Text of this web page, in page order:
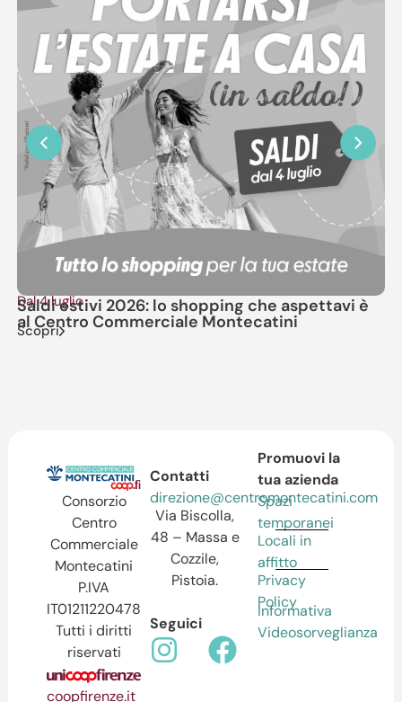
Dal 4 luglio
Saldi estivi 2026: lo shopping che aspettavi è
al Centro Commerciale Montecatini
Scopri
Consorzio
Centro
Commerciale
Montecatini
P.IVA
IT01211220478
Tutti i diritti
riservati
coopfirenze.it
Contatti
direzione@centromontecatini.com
Via Biscolla,
48 – Massa e
Cozzile,
Pistoia.
Seguici
Promuovi la
tua azienda
Spazi
temporanei
Locali in
affitto
Privacy
Policy
Informativa
Videosorveglianza